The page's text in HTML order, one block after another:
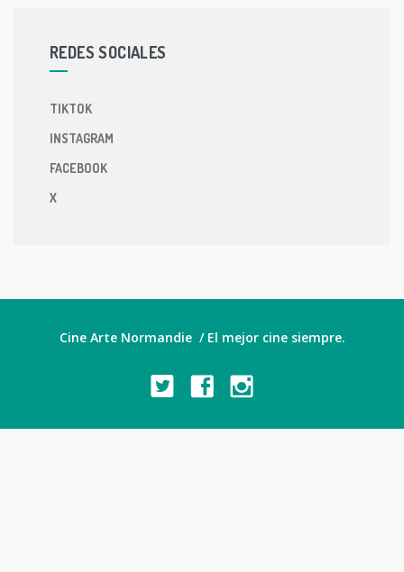
REDES SOCIALES
TIKTOK
INSTAGRAM
FACEBOOK
X
Cine Arte Normandie / El mejor cine siempre.